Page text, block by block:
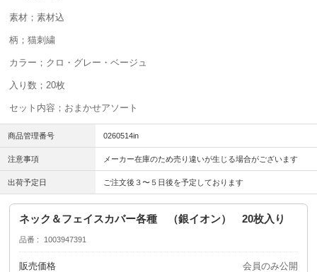
素材；素材込
柄；猫刺繍
カラー；クロ・グレー・ベージュ
入り数；20枚
セット内容；おまかせアソート
商品管理番号 0260514in
注意事項 メーカー在庫のため売り違いが生じる場合がございます
出荷予定日 ご注文後３〜５日後を予定しております
ネック＆フェイスカバー各種 （銀イオン） 20枚入り
品番 1003947391
販売価格 会員のみ公開